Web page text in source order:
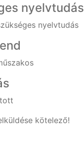
nyelvtudás
nyelvtudás
kötelező!